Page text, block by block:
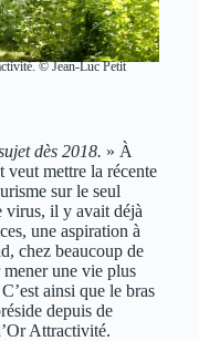
© Jean-Luc Petit
dès 2018. » À
mettre la récente
sur le seul
virus, il y avait déjà
une aspiration à
chez beaucoup de
une vie plus
ainsi que le bras
depuis de
Attractivité.